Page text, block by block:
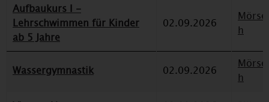
Aufbaukurs I -
Lehrschwimmen für Kinder
ab 5 Jahre
02.09.2026
h
Wassergymnastik 02.09.2026
h